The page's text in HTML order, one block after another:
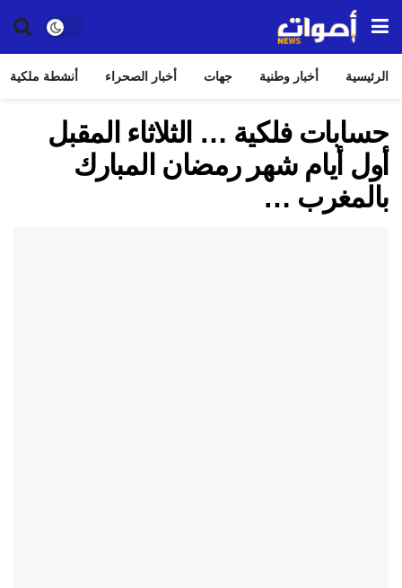
الرئيسية أخبار وطنية جهات أخبار الصحراء أنشطة ملكية
حسابات فلكية … الثلاثاء المقبل
أول أيام شهر رمضان المبارك
بالمغرب …